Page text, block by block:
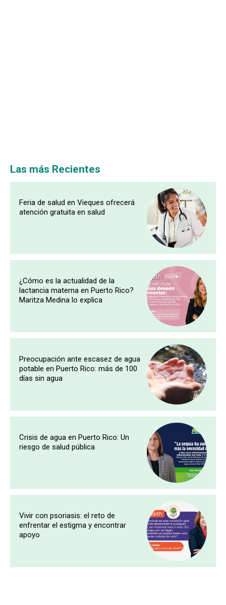
Las más Recientes
Feria de salud en Vieques ofrecerá
atención gratuita en salud
¿Cómo es la actualidad de la
lactancia materna en Puerto Rico?
Maritza Medina lo explica
Preocupación ante escasez de agua
potable en Puerto Rico: más de 100
días sin agua
Crisis de agua en Puerto Rico: Un
riesgo de salud pública
Vivir con psoriasis: el reto de
enfrentar el estigma y encontrar
apoyo